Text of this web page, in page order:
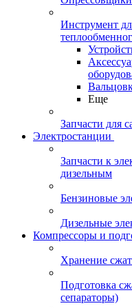
Инструмент
Еще
Запчасти для
Электростанции
Запчасти к
дизельным
Бензиновые
Дизельные
Компрессоры и
Хранение
Подготовка
сепараторы)